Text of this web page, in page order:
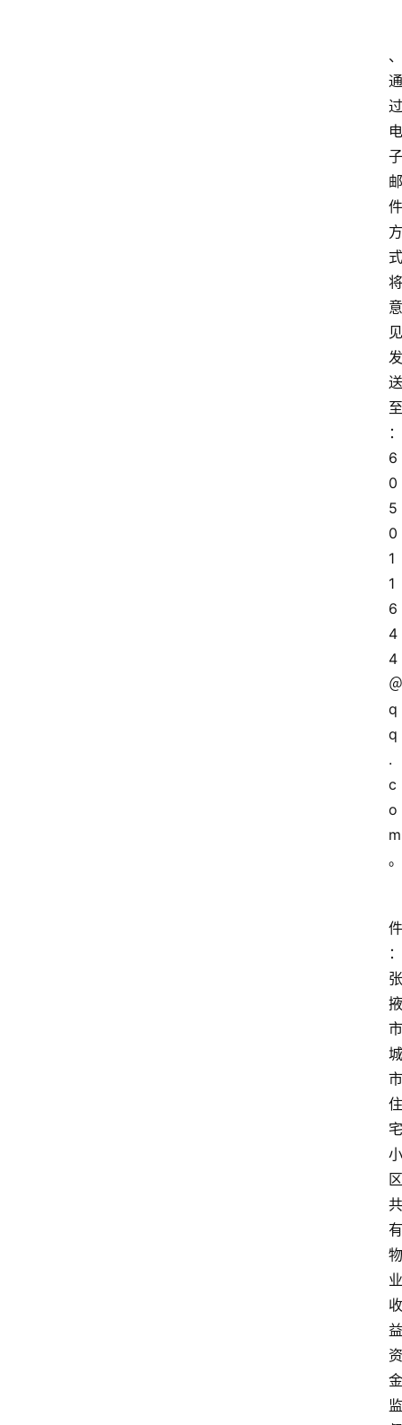
、
通
过
电
子
邮
件
方
式
将
意
见
发
送
至
：
6
0
5
0
1
1
6
4
4
＠
q
q
.
c
o
m
。
件
：
张
掖
市
城
市
住
宅
小
区
共
有
物
业
收
益
资
金
监